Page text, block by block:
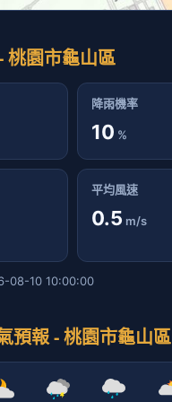
桃園市龜山區
降雨機率
10 %
平均風速
0.5 m/s
08-10 10:00:00
預報 - 桃園市龜山區